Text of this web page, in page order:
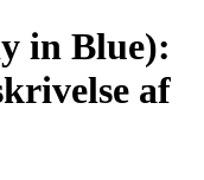
in Blue):
af